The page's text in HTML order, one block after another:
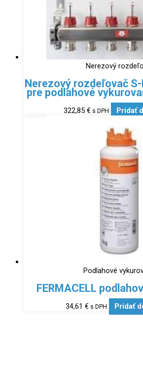
Nerezový
Nerezový rozdeľovač
pre podlahové
322,85€ s DPH Pridať
Podlahové
FERMACELL
34,61€ s DPH Pridať